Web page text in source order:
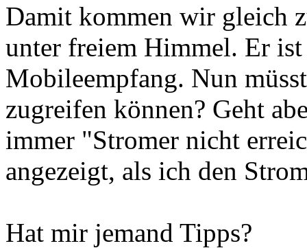
Damit kommen wir gleich
unter freiem Himmel. Er
Mobileempfang. Nun
zugreifen können? Geht
immer "Stromer nicht
angezeigt, als ich den
Hat mir jemand Tipps?